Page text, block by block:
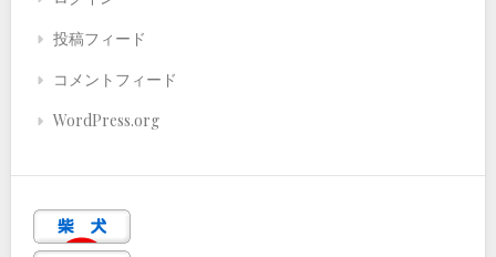
投稿フィード
コメントフィード
WordPress.org